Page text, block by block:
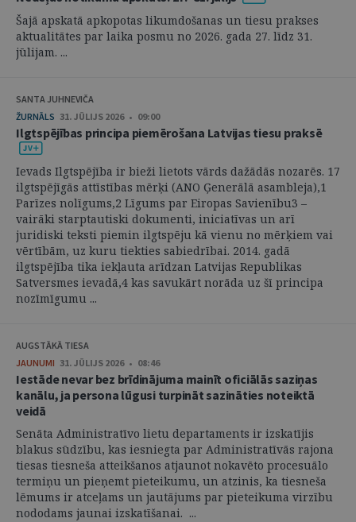
Šajā apskatā apkopotas likumdošanas un tiesu prakses
aktualitātes par laika posmu no 2026. gada 27. līdz 31.
jūlijam. ...
SANTA JUHNEVIČA
ŽURNĀLS 31. JŪLIJS 2026 • 09:00
Ilgtspējības principa piemērošana Latvijas tiesu praksē
Ievads Ilgtspējība ir bieži lietots vārds dažādās nozarēs. 17
ilgtspējīgās attīstības mērķi (ANO Ģenerālā asambleja),1
Parīzes nolīgums,2 Līgums par Eiropas Savienību3 –
vairāki starptautiski dokumenti, iniciatīvas un arī
juridiski teksti piemin ilgtspēju kā vienu no mērķiem vai
vērtībām, uz kuru tiekties sabiedrībai. 2014. gadā
ilgtspējība tika iekļauta arīdzan Latvijas Republikas
Satversmes ievadā,4 kas savukārt norāda uz šī principa
nozīmīgumu ...
AUGSTĀKĀ TIESA
JAUNUMI 31. JŪLIJS 2026 • 08:46
Iestāde nevar bez brīdinājuma mainīt oficiālās saziņas
kanālu, ja persona lūgusi turpināt sazināties noteiktā
veidā
Senāta Administratīvo lietu departaments ir izskatījis
blakus sūdzību, kas iesniegta par Administratīvās rajona
tiesas tiesneša atteikšanos atjaunot nokavēto procesuālo
termiņu un pieņemt pieteikumu, un atzinis, ka tiesneša
lēmums ir atceļams un jautājums par pieteikuma virzību
nododams jaunai izskatīšanai. ...